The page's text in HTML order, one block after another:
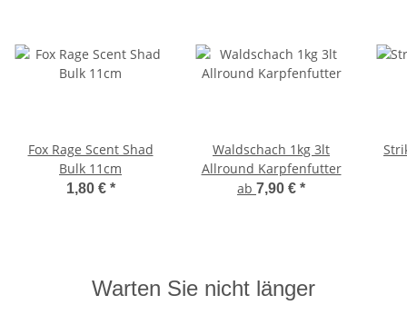
Fox Rage Scent Shad
Bulk 11cm
1,80 € *
Waldschach 1kg 3lt
Allround Karpfenfutter
ab 7,90 € *
Warten Sie nicht länger